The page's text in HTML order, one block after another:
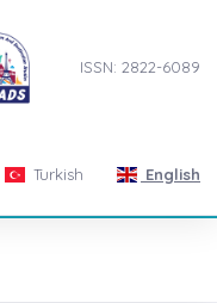
ISSN: 2822-6089
Turkish English